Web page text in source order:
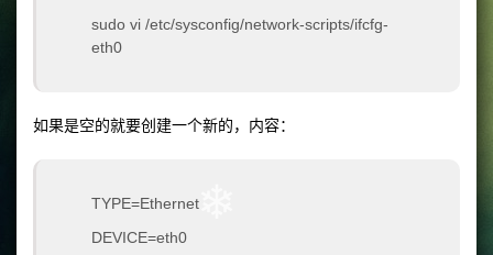
sudo vi /etc/sysconfig/network-scripts/ifcfg-
eth0
如果是空的就要创建一个新的，内容：
TYPE=Ethernet
DEVICE=eth0 ❄